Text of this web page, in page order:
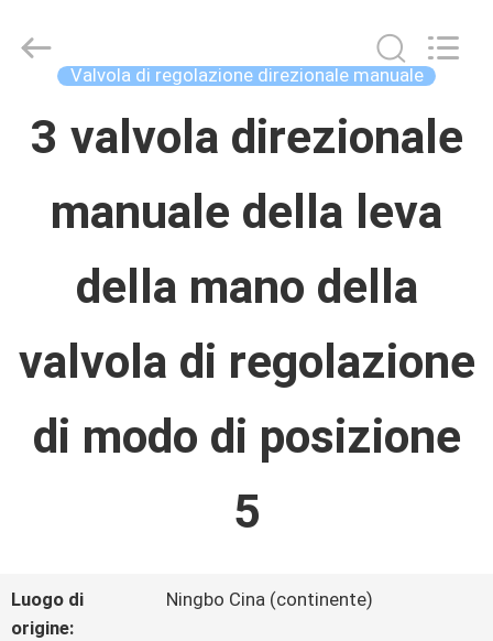
CASA
PRODOTTI
CIRCA
GIRO
CONTROLLO
Online
Reserved.
Developed
Valvola di regolazione direzionale manuale
3 valvola direzionale
manuale della leva
della mano della
valvola di regolazione
di modo di posizione
5
Luogo di
origine:
Ningbo Cina (continente)